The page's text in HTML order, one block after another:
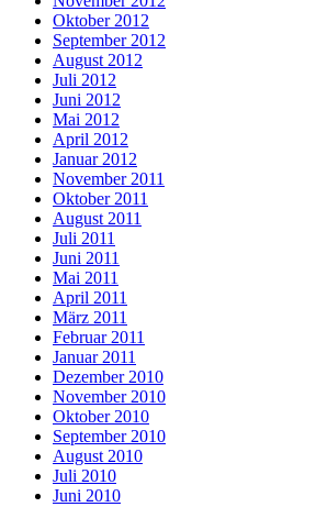
Oktober 2012
September 2012
August 2012
Juli 2012
Juni 2012
Mai 2012
April 2012
Januar 2012
November 2011
Oktober 2011
August 2011
Juli 2011
Juni 2011
Mai 2011
April 2011
März 2011
Februar 2011
Januar 2011
Dezember 2010
November 2010
Oktober 2010
September 2010
August 2010
Juli 2010
Juni 2010